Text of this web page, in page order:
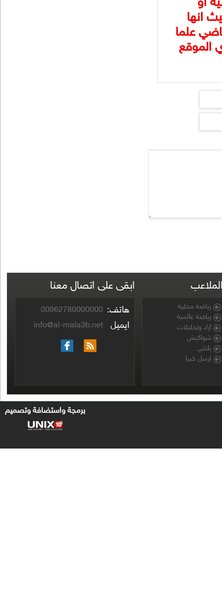
ابقى على اتصال معنا
هاتف: 00962780000000
ايميل info@al-mala3b.net